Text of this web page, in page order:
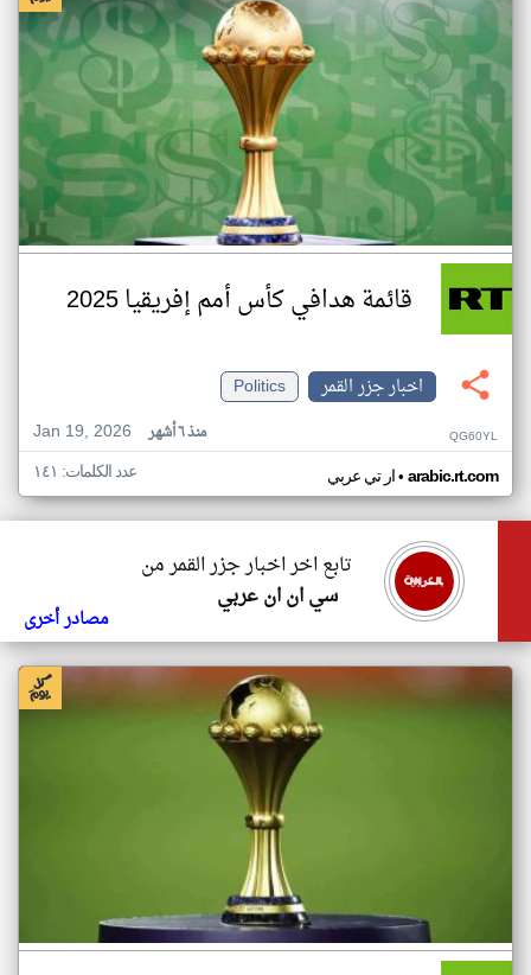
قائمة هدافي كأس أمم إفريقيا 2025
اخبار جزر القمر
Politics
Jan 19, 2026
منذ ٦ أشهر QG60YL
ار تي عربي• arabic.rt.com عدد الكلمات: ١٤١
تابع اخر اخبار جزر القمر من
سي ان ان عربي
مصادر أخرى